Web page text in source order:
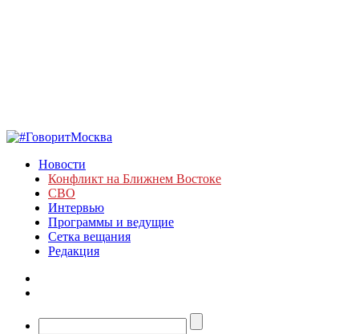
Новости
Конфликт на Ближнем Востоке
СВО
Интервью
Программы и ведущие
Сетка вещания
Редакция